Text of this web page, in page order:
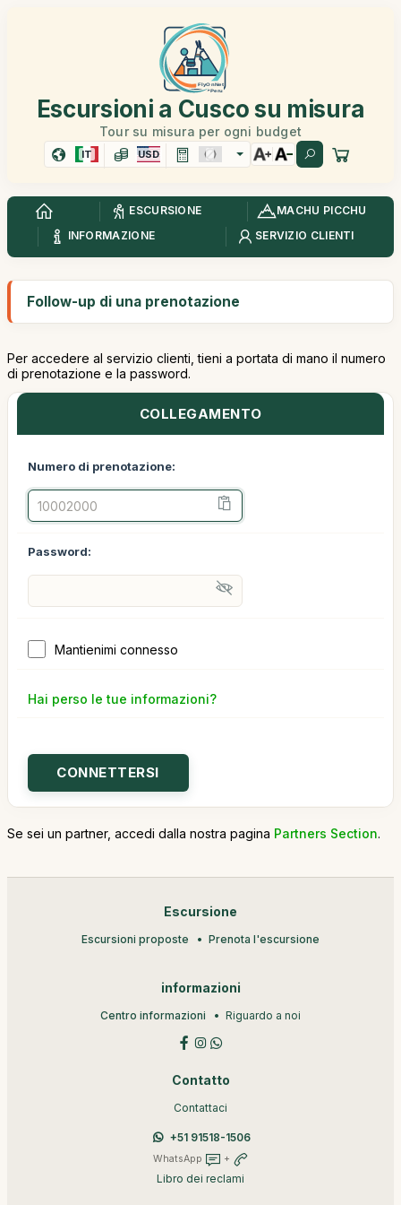
Escursioni a Cusco su misura
Tour su misura per ogni budget
IT USD
ESCURSIONE
MACHU PICCHU
INFORMAZIONE
SERVIZIO CLIENTI
Follow-up di una prenotazione
Per accedere al servizio clienti, tieni a portata di mano il numero
di prenotazione e la password.
COLLEGAMENTO
Numero di prenotazione:
Password:
Mantienimi connesso
Hai perso le tue informazioni?
Se sei un partner, accedi dalla nostra pagina Partners Section.
Escursione
Escursioni proposte Prenota l'escursione
informazioni
Centro informazioni Riguardo a noi
Contatto
Contattaci
+51 91518-1506
WhatsApp +
Libro dei reclami